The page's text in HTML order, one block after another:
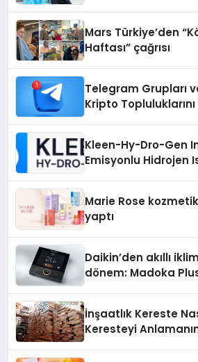
Mars Türkiye’den
Haftası” çağrısı
Telegram Grupları
Kripto
Kleen-Hy-Dro-Gen
Emisyonlu Hidrojen
Marie Rose
yaptı
Daikin’den akıllı
dönem: Madoka
İnşaatlık Kereste
Keresteyi